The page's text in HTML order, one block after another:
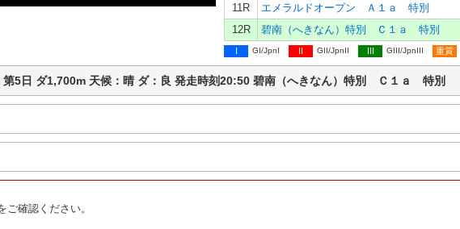
11R
エメラルドオープン Ａ１ａ 特別
12R
碧南（へきなん）特別 Ｃ１ａ 特別
I GI/JpnI II GII/JpnII III GIII/JpnIII 重賞
第5日 ダ1,700m 天候：晴 ダ：良 発走時刻20:50 碧南（へきなん）特別 Ｃ１ａ 特別
ご確認ください。